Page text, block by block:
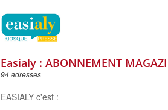
Easialy : ABONNEMENT
94 adresses
EASIALY c'est :